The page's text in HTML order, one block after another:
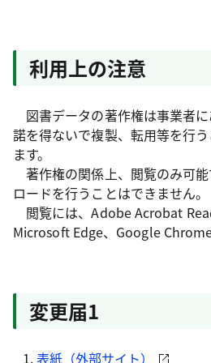
利用上の注意
図書データの著作権は事業者
諾を得ないで複製、転用等を行
ます。
著作権の関係上、閲覧のみ可
ロードを行うことはできません。
閲覧には、Adobe Acrobat
Microsoft Edge、Google Chrome
変更届1
表紙（外部サイト）